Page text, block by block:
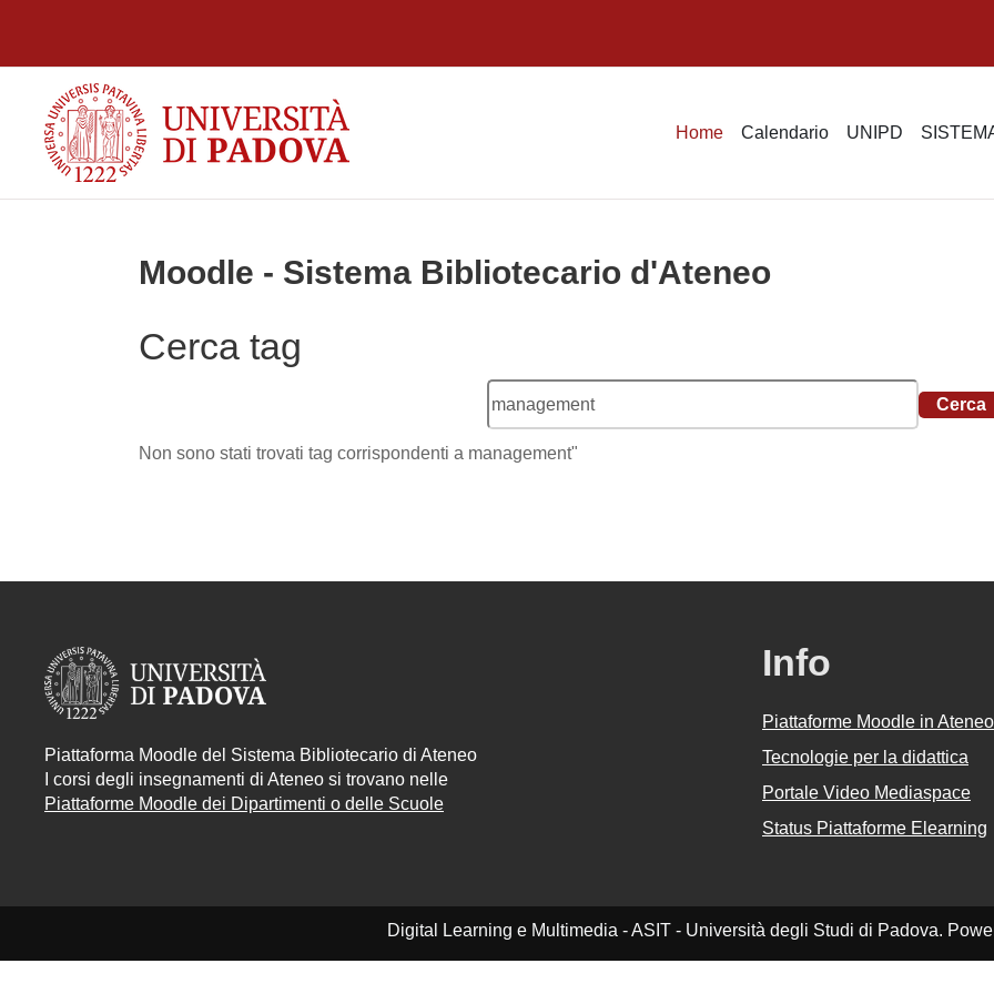
Home Calendario UNIPD
Moodle - Sistema Bibliotecario d'Ateneo
Cerca tag
Non sono stati trovati tag corrispondenti a management"
Piattaforma Moodle del Sistema Bibliotecario di Ateneo
I corsi degli insegnamenti di Ateneo si trovano nelle
Piattaforme Moodle dei Dipartimenti o delle Scuole
Info
Piattaforme Moodle in Ateneo
Tecnologie per la didattica
Portale Video Mediaspace
Status Piattaforme Elearning
Digital Learning e Multimedia - ASIT - Università degli Studi di Padova.